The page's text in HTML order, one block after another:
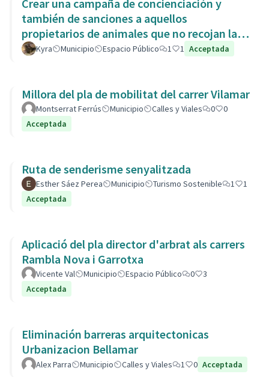
Crear una campaña de concienciación y
también de sanciones a aquellos
propietarios de animales que no recojan las
heces de las aceras. Es responsabili
Kyra Municipio Espacio Público 1 1 Acceptada
Millora del pla de mobilitat del carrer Vilamar
Montserrat Ferrús Municipio Calles y Viales 0
0
Acceptada
Ruta de senderisme senyalitzada
Esther Sáez Perea Municipio Turismo Sostenible 1
1
Acceptada
Aplicació del pla director d'arbrat als carrers
Rambla Nova i Garrotxa
Vicente Val Municipio Espacio Público 0
3
Acceptada
Eliminación barreras arquitectonicas
Urbanizacion Bellamar
Alex Parra Municipio Calles y Viales 1 0 Acceptada